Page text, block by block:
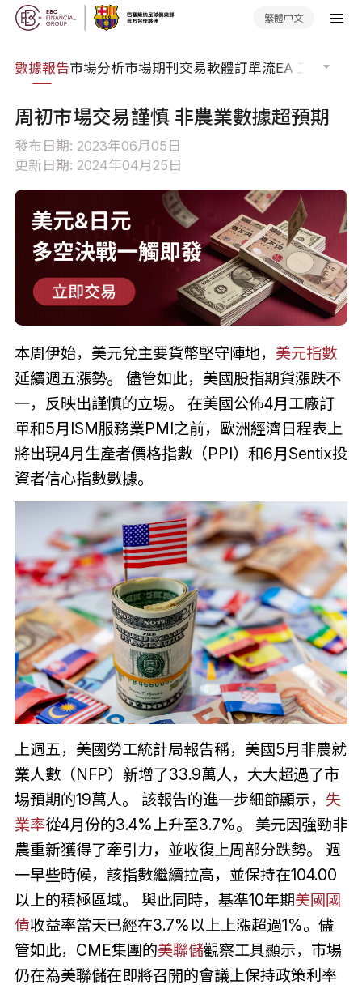
繁體中文
數據報告市場分析市場期刊交易軟體訂單流EA 工具庫
周初市場交易謹慎 非農業數據超預期
發布日期: 2023年06月05日
更新日期: 2024年04月25日
本周伊始，美元兌主要貨幣堅守陣地， 美元指數
延續週五漲勢。 儘管如此，美國股指期貨漲跌不
一，反映出謹慎的立場。 在美國公佈4月工廠訂
單和5月ISM服務業PMI之前，歐洲經濟日程表上
將出現4月生產者價格指數（PPI）和6月Sentix投
資者信心指數數據。
上週五，美國勞工統計局報告稱，美國5月非農就
業人數（NFP）新增了33.9萬人，大大超過了市
場預期的19萬人。 該報告的進一步細節顯示， 失
業率從4月份的3.4%上升至3.7%。 美元因強勁非
農重新獲得了牽引力，並收復上周部分跌勢。 週
一早些時候，該指數繼續拉高，並保持在104.00
以上的積極區域。 與此同時，基準10年期美國國
債收益率當天已經在3.7%以上上漲超過1%。儘
管如此，CME集團的美聯儲觀察工具顯示，市場
仍在為美聯儲在即將召開的會議上保持政策利率